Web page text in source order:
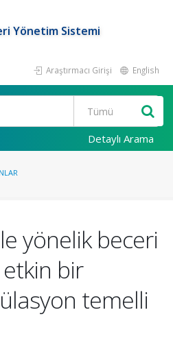
Yönetim Sistemi
Araştırmacı Girişi English
Detaylı Arama
yönelik beceri
bir
temelli